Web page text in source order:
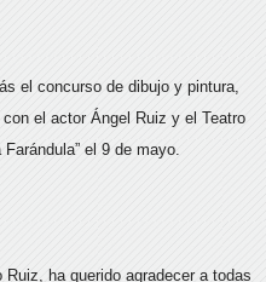
el concurso de dibujo y pintura,
el actor Ángel Ruiz y el Teatro
el 9 de mayo.
ha querido agradecer a todas